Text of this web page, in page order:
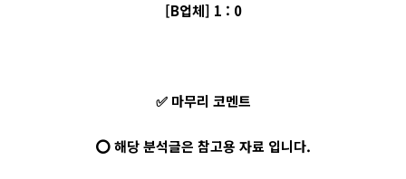
[B업체] 1 : 0
✅ 마무리 코멘트
⭕ 해당 분석글은 참고용 자료 입니다.